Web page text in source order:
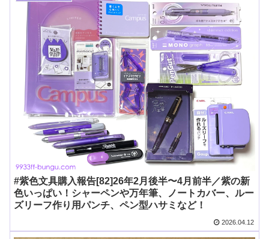
#紫色文具購入報告[82]26年2月後半〜4月前半／紫の新
色いっぱい！シャーペンや万年筆、ノートカバー、ルー
ズリーフ作り用パンチ、ペン型ハサミなど！
2026.04.12